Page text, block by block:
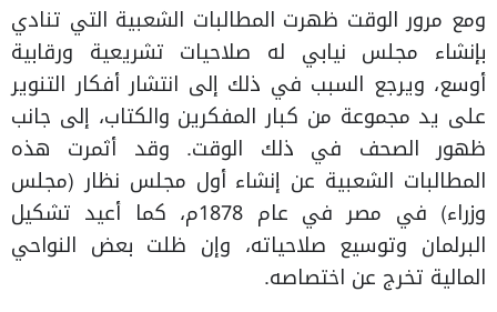
ومع مرور الوقت ظهرت المطالبات الشعبية التي تنادي
بإنشاء مجلس نيابي له صلاحيات تشريعية ورقابية
أوسع، ويرجع السبب في ذلك إلى انتشار أفكار التنوير
على يد مجموعة من كبار المفكرين والكتاب، إلى جانب
ظهور الصحف في ذلك الوقت. وقد أثمرت هذه
المطالبات الشعبية عن إنشاء أول مجلس نظار (مجلس
وزراء) في مصر في عام 1878م، كما أعيد تشكيل
البرلمان وتوسيع صلاحياته، وإن ظلت بعض النواحي
المالية تخرج عن اختصاصه.